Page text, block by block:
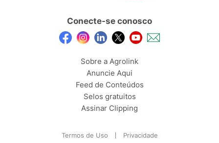
Conecte-se conosco
Sobre a Agrolink
Anuncie Aqui
Feed de Conteúdos
Selos gratuitos
Assinar Clipping
Termos de Uso Privacidade